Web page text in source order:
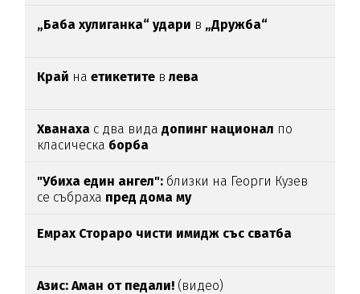
„Баба хулиганка“ удари в „Дружба“
Край наетикетите влева
Хванаха с два видадопинг национал по
класическа борба
"Убиха един ангел": близки на Георги Кузев
се събраха пред дома му
Емрах Стораро чисти имидж със сватба
Азис: Аман от педали! (видео)